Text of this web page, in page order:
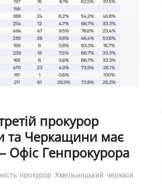
прокурор
та Черкащини має
Офіс Генпрокурора
прокурор Хмельницький черкаси